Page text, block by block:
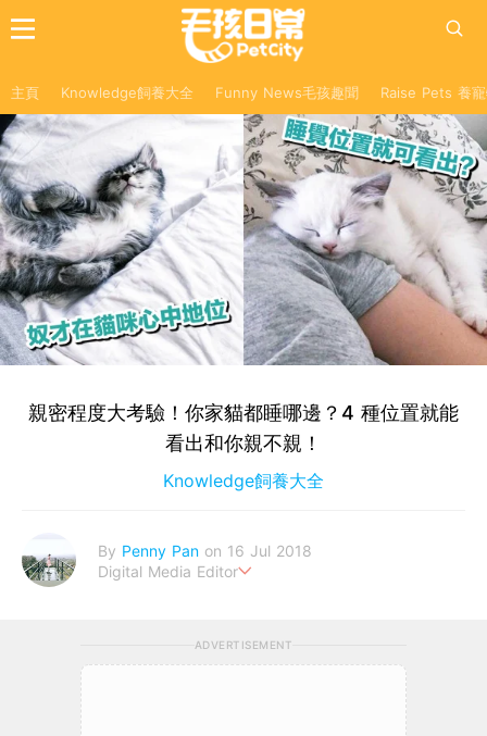
主頁 Knowledge飼養大全 Funny News毛孩趣聞 Raise Pets 養
親密程度大考驗！你家貓都睡哪邊？4 種位置就能
看出和你親不親！
Knowledge飼養大全
By Penny Pan on 16 Jul 2018
Digital Media Editor
ADVERTISEMENT